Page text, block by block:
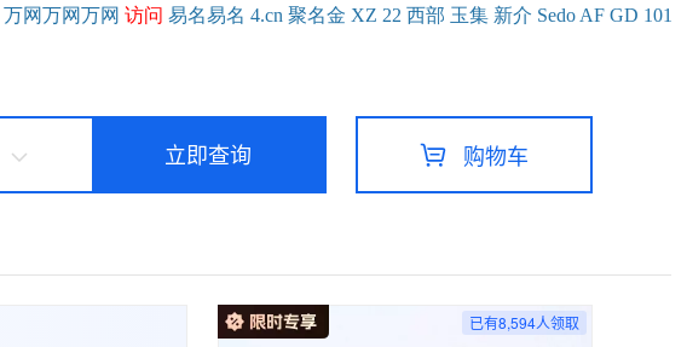
万网万网万网 访问 易名易名 4.cn 聚名金 XZ 22 西部 玉集 新介 Sedo AF GD 101